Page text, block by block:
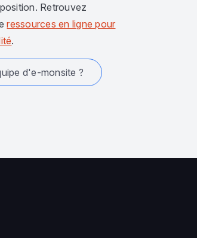
Retrouvez
ressources en ligne pour
.
d'e-monsite ?